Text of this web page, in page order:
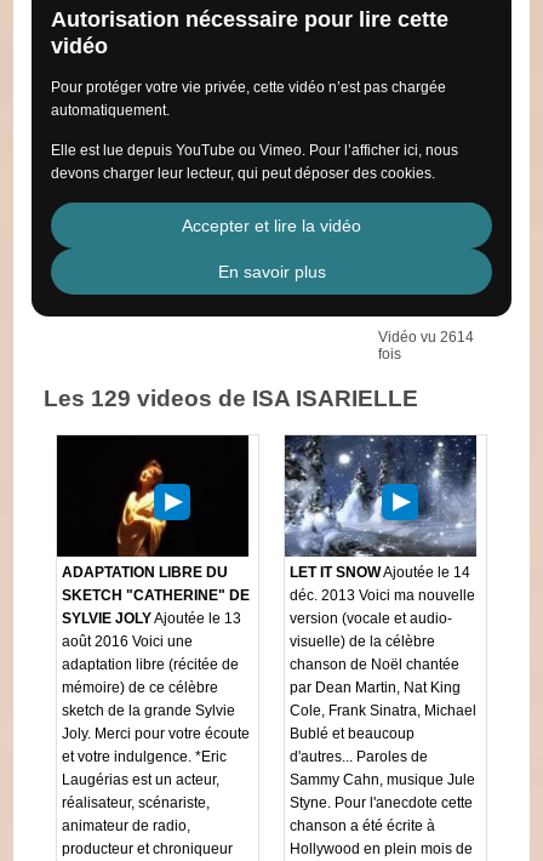
Autorisation nécessaire pour lire cette
vidéo
Pour protéger votre vie privée, cette vidéo n’est pas chargée
automatiquement.
Elle est lue depuis YouTube ou Vimeo. Pour l’afficher ici, nous
devons charger leur lecteur, qui peut déposer des cookies.
Accepter et lire la vidéo
En savoir plus
Vidéo vu 2614
fois
Les 129 videos de ISA ISARIELLE
ADAPTATION LIBRE DU
SKETCH "CATHERINE" DE
SYLVIE JOLYAjoutée le 13
août 2016 Voici une
adaptation libre (récitée de
mémoire) de ce célèbre
sketch de la grande Sylvie
Joly. Merci pour votre écoute
et votre indulgence. *Eric
Laugérias est un acteur,
réalisateur, scénariste,
animateur de radio,
producteur et chroniqueur
LET IT SNOWAjoutée le 14
déc. 2013 Voici ma nouvelle
version (vocale et audio-
visuelle) de la célèbre
chanson de Noël chantée
par Dean Martin, Nat King
Cole, Frank Sinatra, Michael
Bublé et beaucoup
d'autres... Paroles de
Sammy Cahn, musique Jule
Styne. Pour l'anecdote cette
chanson a été écrite à
Hollywood en plein mois de